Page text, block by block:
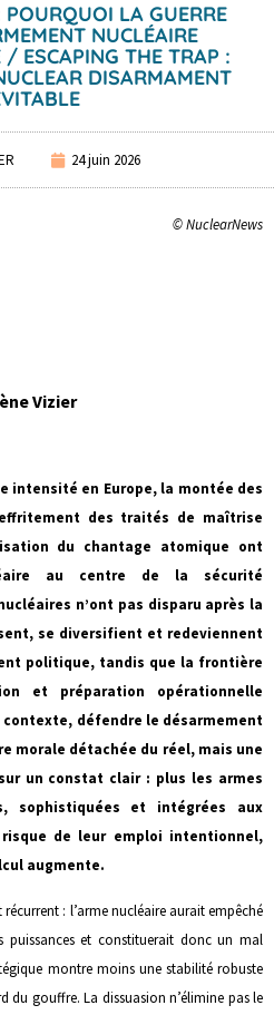
LA GUERRE
NUCLÉAIRE
ESCAPING THE TRAP :
DISARMAMENT
24 juin 2026
© NuclearNews
Vizier
intensité en Europe, la montée des
des traités de maîtrise
du chantage atomique ont
au centre de la sécurité
n’ont pas disparu après la
se diversifient et redeviennent
politique, tandis que la frontière
et préparation opérationnelle
contexte, défendre le désarmement
morale détachée du réel, mais une
un constat clair : plus les armes
sophistiquées et intégrées aux
de leur emploi intentionnel,
augmente.
: l’arme nucléaire aurait empêché
puissances et constituerait donc un mal
montre moins une stabilité robuste
du gouffre. La dissuasion n’élimine pas le